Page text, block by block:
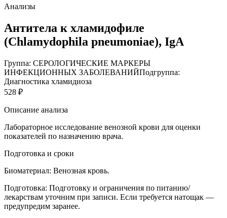
Анализы
Антитела к хламидофиле
(Chlamydophila pneumoniae), IgА
Группа: СЕРОЛОГИЧЕСКИЕ МАРКЕРЫ
ИНФЕКЦИОННЫХ ЗАБОЛЕВАНИЙПодгруппа:
Диагностика хламидиоза
528 ₽
Описание анализа
Лабораторное исследование венозной крови для оценки
показателей по назначению врача.
Подготовка и сроки
Биоматериал: Венозная кровь.
Подготовка: Подготовку и ограничения по питанию/
лекарствам уточним при записи. Если требуется натощак —
предупредим заранее.